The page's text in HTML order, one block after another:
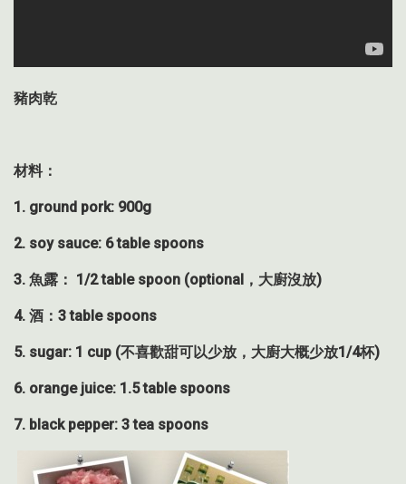
豬肉乾
材料：
1. ground pork: 900g
2. soy sauce: 6 table spoons
3. 魚露： 1/2 table spoon (optional ，大廚沒放)
4. 酒： 3 table spoons
5. sugar: 1 cup (不喜歡甜可以少放，大廚大概少放1/4杯)
6. orange juice: 1.5 table spoons
7. black pepper: 3 tea spoons